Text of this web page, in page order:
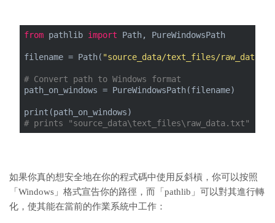
from pathlib import Path, PureWindowsPath
filename = Path( "source_data/text_files/
# Convert path to Windows format
path_on_windows = PureWindowsPath(filename)
print(path_on_windows)
# prints "source_data\text_files\raw_data.txt"
如果你真的想安全地在你的程式碼中使用反斜槓，你可以按照
「Windows」格式宣告你的路徑，而「pathlib」可以對其進行轉
化，使其能在當前的作業系統中工作：